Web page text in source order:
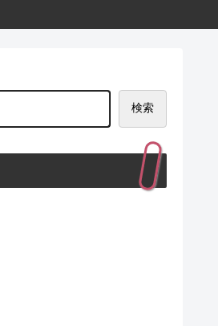
検索